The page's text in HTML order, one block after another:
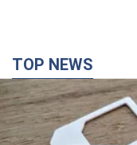
TOP NEWS